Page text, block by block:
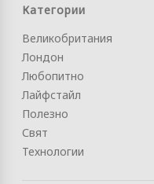
Категории
Великобритания
Лондон
Любопитно
Лайфстайл
Полезно
Свят
Технологии